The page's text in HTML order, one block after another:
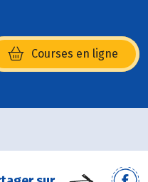
Courses en ligne